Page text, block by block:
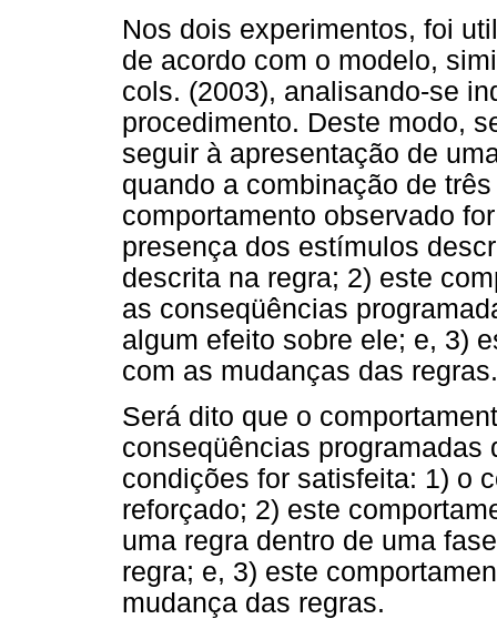
Nos dois experimentos, foi
de acordo com o modelo,
cols. (2003), analisando-se
procedimento. Deste modo,
seguir à apresentação de
quando a combinação de
comportamento observado
presença dos estímulos
descrita na regra; 2) este
as conseqüências
algum efeito sobre ele; e, 3)
com as mudanças das regras.
Será dito que o
conseqüências programadas
condições for satisfeita: 1) o
reforçado; 2) este
uma regra dentro de uma
regra; e, 3) este
mudança das regras.